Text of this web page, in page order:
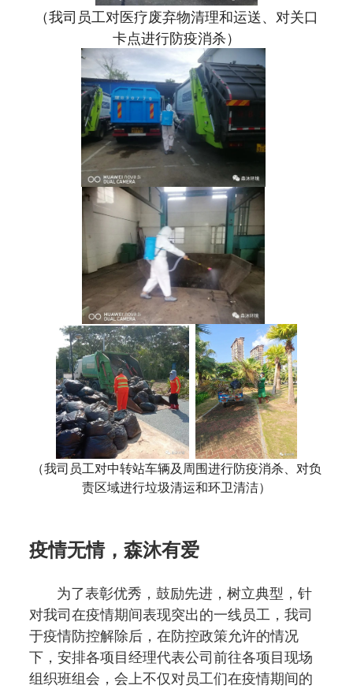
（我司员工对医疗废弃物清理和运送、 对关口
卡点进行防疫消杀）
（我司员工对中转站车辆及周围进行防疫消杀、 对负
责区域进行垃圾清运和环卫清洁）
疫情无情，森沐有爱
为了表彰优秀，鼓励先进，树立典型，针
对我司在疫情期间表现突出的一线员工，我司
于疫情防控解除后，在防控政策允许的情况
下，安排各项目经理代表公司前往各项目现场
组织班组会，会上不仅对员工们在疫情期间的